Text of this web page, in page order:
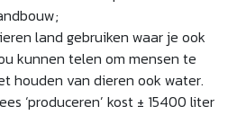
land gebruiken waar je ook
kunnen telen om mensen te
houden van dieren ook water.
‘produceren’ kost ± 15400 liter